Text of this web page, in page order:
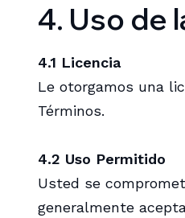
4. Uso de
4.1 Licencia
Le otorgamos una
Términos.
4.2 Uso Permitido
Usted se
generalmente